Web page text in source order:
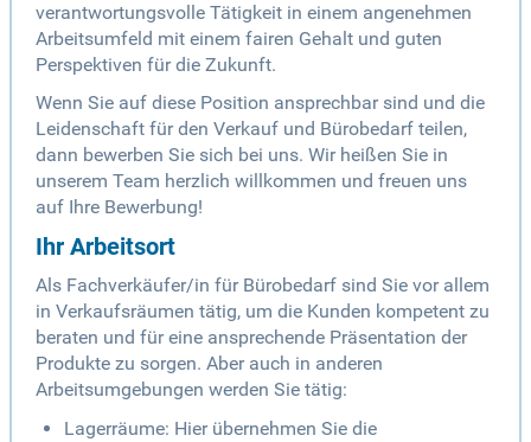
verantwortungsvolle Tätigkeit in einem angenehmen
Arbeitsumfeld mit einem fairen Gehalt und guten
Perspektiven für die Zukunft.
Wenn Sie auf diese Position ansprechbar sind und die
Leidenschaft für den Verkauf und Bürobedarf teilen,
dann bewerben Sie sich bei uns. Wir heißen Sie in
unserem Team herzlich willkommen und freuen uns
auf Ihre Bewerbung!
Ihr Arbeitsort
Als Fachverkäufer/in für Bürobedarf sind Sie vor allem
in Verkaufsräumen tätig, um die Kunden kompetent zu
beraten und für eine ansprechende Präsentation der
Produkte zu sorgen. Aber auch in anderen
Arbeitsumgebungen werden Sie tätig:
Lagerräume: Hier übernehmen Sie die